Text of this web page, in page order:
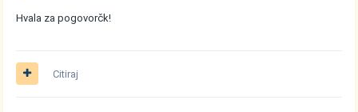
Hvala za pogovorčk!
Citiraj